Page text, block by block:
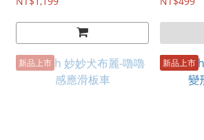
新品上市 新品上市